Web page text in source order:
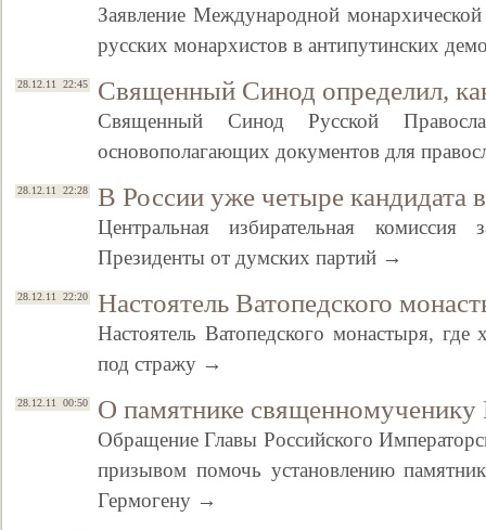
Заявление Международной
русских монархистов в антипутинских
28.12.11 22:45 Священный Синод определил,
Священный Синод Русской
основополагающих документов для
28.12.11 22:28 В России уже четыре кандидата
Центральная избирательная комиссия
Президенты от думских партий →
28.12.11 22:20 Настоятель Ватопедского
Настоятель Ватопедского монастыря,
под стражу →
28.12.11 00:50 О памятнике священномученику
Обращение Главы Российского
призывом помочь установлению
Гермогену →
Свидетельство